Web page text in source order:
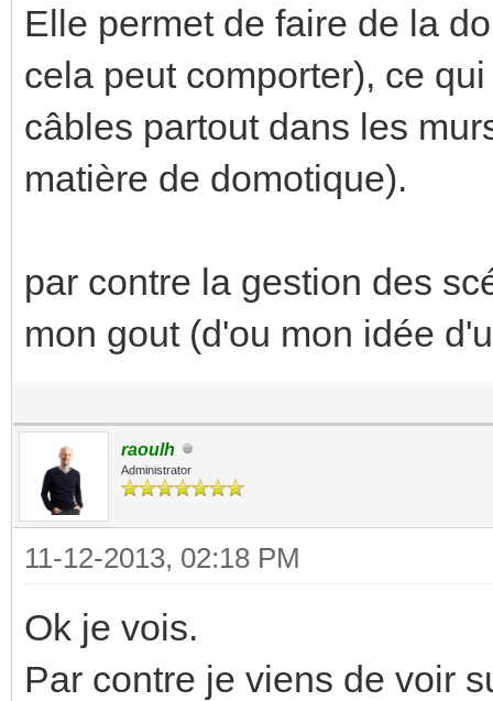
Elle permet de faire de la
cela peut comporter), ce
câbles partout dans les
matière de domotique).
par contre la gestion des
mon gout (d'ou mon idée
raoulh
Administrator
11-12-2013, 02:18 PM
Ok je vois.
Par contre je viens de voir